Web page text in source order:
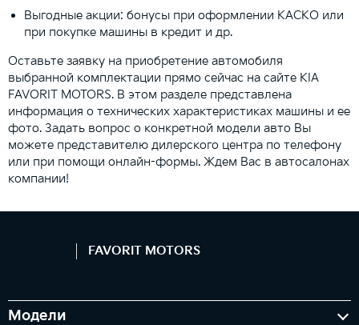
Выгодные акции: бонусы при оформлении КАСКО или
при покупке машины в кредит и др.
Оставьте заявку на приобретение автомобиля
выбранной комплектации прямо сейчас на сайте KIA
FAVORIT MOTORS. В этом разделе представлена
информация о технических характеристиках машины и ее
фото. Задать вопрос о конкретной модели авто Вы
можете представителю дилерского центра по телефону
или при помощи онлайн-формы. Ждем Вас в автосалонах
компании!
FAVORIT MOTORS
Модели